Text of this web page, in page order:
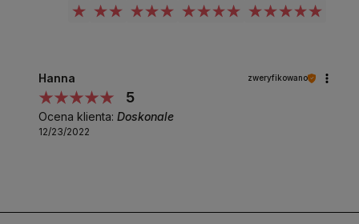
Hanna zweryfikowano
5
Ocena klienta: Doskonale
12/23/2022